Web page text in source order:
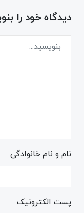
دیدگاه خود را
نام و نام خانوادگی
پست الکترونیک